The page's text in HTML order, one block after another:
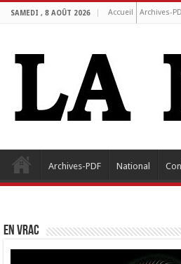
SAMEDI , 8 AOÛT 2026 Accueil Archives-
Archives-PDF National
EN VRAC